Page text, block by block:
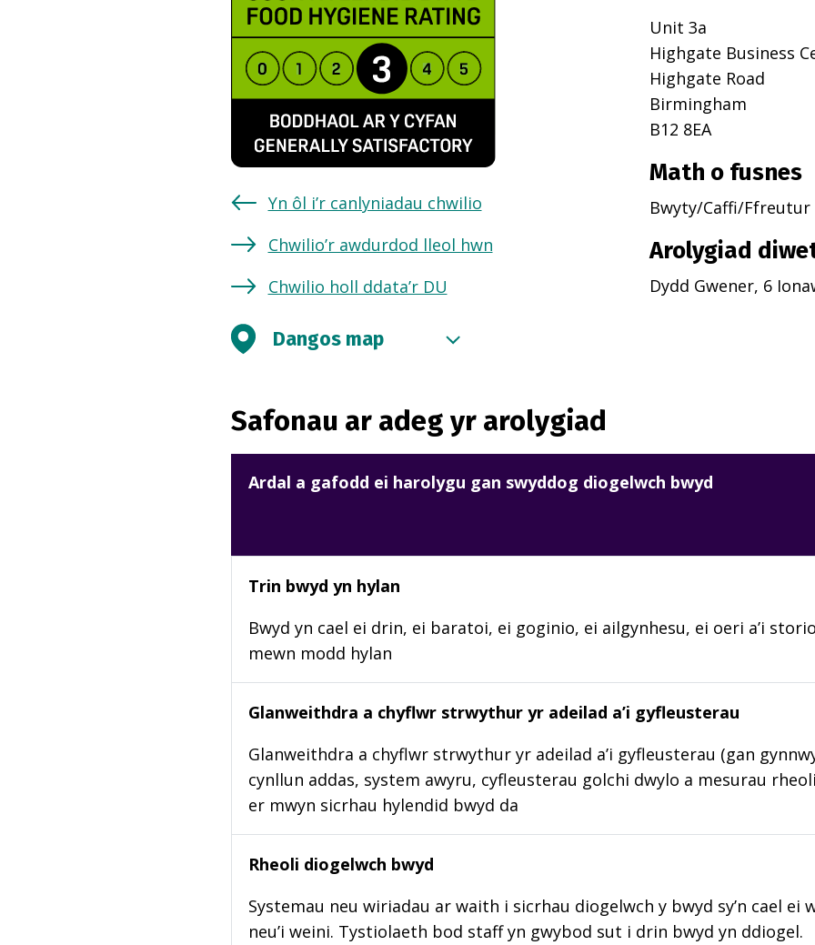
Yn ôl i’r canlyniadau chwilio
Chwilio’r awdurdod lleol hwn
Chwilio holl ddata’r DU
Unit 3a
Highgate Business
Highgate Road
Birmingham
B12 8EA
Math o fusnes
Bwyty/Caffi/Ffreutur
Arolygiad
Dydd Gwener, 6
Dangos map
Safonau ar adeg yr arolygiad
Ardal a gafodd ei harolygu gan swyddog diogelwch bwyd
Trin bwyd yn hylan
Bwyd yn cael ei drin, ei baratoi, ei goginio, ei ailgynhesu, ei oeri a’i storio
mewn modd hylan
Glanweithdra a chyflwr strwythur yr adeilad a’i gyfleusterau
Glanweithdra a chyflwr strwythur yr adeilad a’i gyfleusterau (gan
cynllun addas, system awyru, cyfleusterau golchi dwylo a mesurau
er mwyn sicrhau hylendid bwyd da
Rheoli diogelwch bwyd
Systemau neu wiriadau ar waith i sicrhau diogelwch y bwyd sy’n cael ei
neu’i weini. Tystiolaeth bod staff yn gwybod sut i drin bwyd yn ddiogel.